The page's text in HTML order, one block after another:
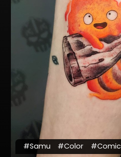
#Samu #Color #Comic